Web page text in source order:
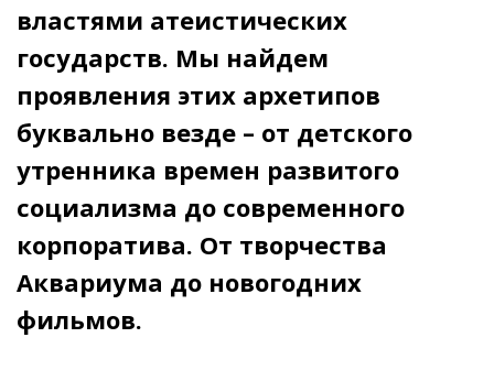
властями атеистических
государств. Мы найдем
проявления этих архетипов
буквально везде – от детского
утренника времен развитого
социализма до современного
корпоратива. От творчества
Аквариума до новогодних
фильмов.